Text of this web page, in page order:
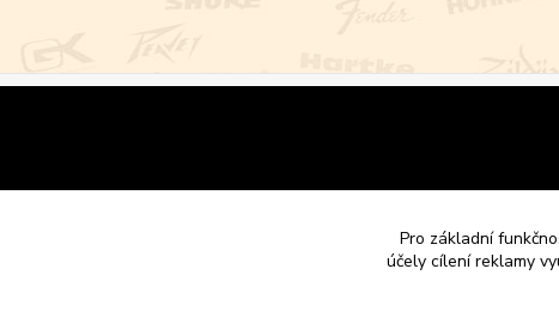
Pro základní
účely cílení reklamy